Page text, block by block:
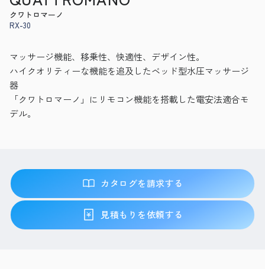
クワトロマーノ
RX-30
マッサージ機能、移乗性、快適性、デザイン性。
ハイクオリティーな機能を追及したベッド型水圧マッサージ
器
「クワトロマーノ」にリモコン機能を搭載した電安法適合モ
デル。
カタログを請求する
見積もりを依頼する